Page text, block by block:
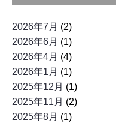
2026年7月 (2)
2026年6月 (1)
2026年4月 (4)
2026年1月 (1)
2025年12月 (1)
2025年11月 (2)
2025年8月 (1)